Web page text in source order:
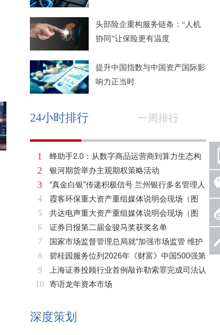
头部险企重构服务链条：“人机
协同”让保险更有温度
提升中国指数与中国资产国际影
响力正当时
24小时排行 一周排行
1
2
3
4
5
6
7
8
9
10
蜂助手2.0：从数字商品运营商到算力生态构
建者的跃迁
银河期货举办主观期权策略活动
“真金白银”传递积极信号 兰州银行多名管理人
员拟增持公司股份不低于600万元
霞客环保重大资产重组媒体说明会现场（图
片）
共达电声重大资产重组媒体说明会现场（图
片）
证券日报第二届金骏马奖获奖名单
国家市场监督管理总局就“加强市场监管 维护
市场秩序”答记者问
碧桂园服务位列2026年《财富》中国500强第
321位 排名稳步上升彰显发展韧性
上海证券投顾行业首例敲诈勒索罪完成司法认
定 司法机关重拳打击“职业索赔人”
寄语龙年资本市场
深度策划